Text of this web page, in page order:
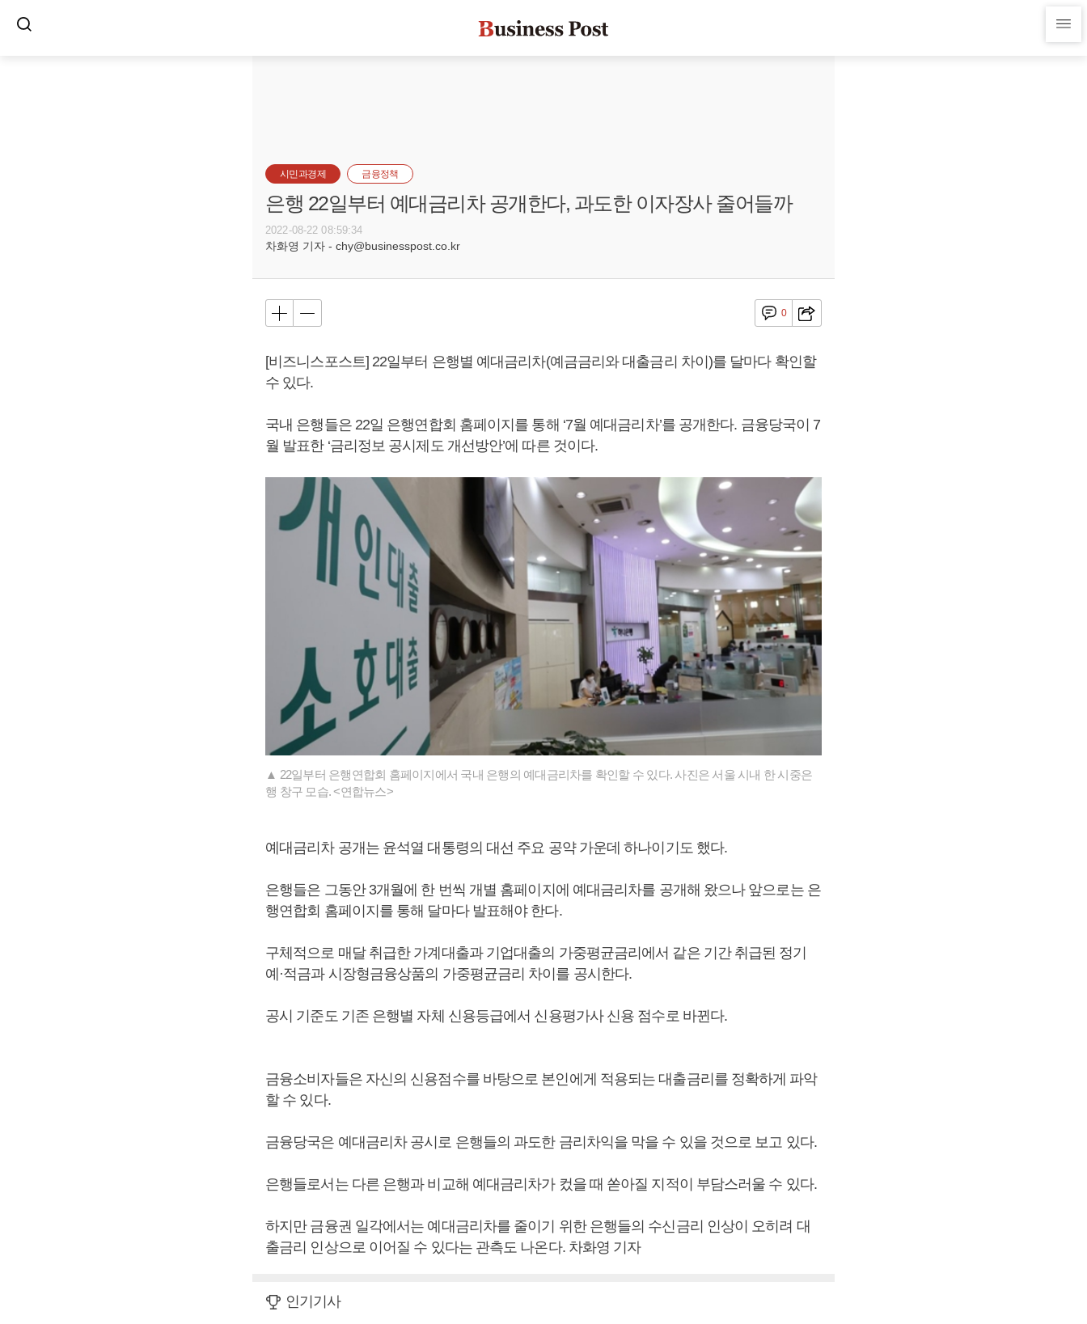
시민과경제 금융정책
은행 22일부터 예대금리차 공개한다, 과도한 이자장사 줄어들까
2022-08-22 08:59:34
차화영 기자 - chy@businesspost.co.kr
0
[비즈니스포스트] 22일부터 은행별 예대금리차(예금금리와 대출금리 차이)를 달마다 확인할
수 있다.
국내 은행들은 22일 은행연합회 홈페이지를 통해 ‘7월 예대금리차’를 공개한다. 금융당국이 7
월 발표한 ‘금리정보 공시제도 개선방안’에 따른 것이다.
▲ 22일부터 은행연합회 홈페이지에서 국내 은행의 예대금리차를 확인할 수 있다. 사진은 서울 시내 한 시중은
행 창구 모습. <연합뉴스>
예대금리차 공개는 윤석열 대통령의 대선 주요 공약 가운데 하나이기도 했다.
은행들은 그동안 3개월에 한 번씩 개별 홈페이지에 예대금리차를 공개해 왔으나 앞으로는 은
행연합회 홈페이지를 통해 달마다 발표해야 한다.
구체적으로 매달 취급한 가계대출과 기업대출의 가중평균금리에서 같은 기간 취급된 정기
예·적금과 시장형금융상품의 가중평균금리 차이를 공시한다.
공시 기준도 기존 은행별 자체 신용등급에서 신용평가사 신용 점수로 바뀐다.
금융소비자들은 자신의 신용점수를 바탕으로 본인에게 적용되는 대출금리를 정확하게 파악
할 수 있다.
금융당국은 예대금리차 공시로 은행들의 과도한 금리차익을 막을 수 있을 것으로 보고 있다.
은행들로서는 다른 은행과 비교해 예대금리차가 컸을 때 쏟아질 지적이 부담스러울 수 있다.
하지만 금융권 일각에서는 예대금리차를 줄이기 위한 은행들의 수신금리 인상이 오히려 대
출금리 인상으로 이어질 수 있다는 관측도 나온다. 차화영 기자
인기기사